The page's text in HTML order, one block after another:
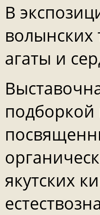
В
волынских
агаты и
якутских